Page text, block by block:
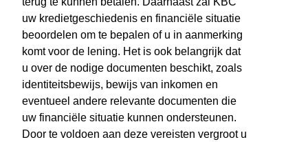
uw kredietgeschiedenis en financiële situatie
beoordelen om te bepalen of u in aanmerking
komt voor de lening. Het is ook belangrijk dat
u over de nodige documenten beschikt, zoals
identiteitsbewijs, bewijs van inkomen en
eventueel andere relevante documenten die
uw financiële situatie kunnen ondersteunen.
Door te voldoen aan deze vereisten vergroot u